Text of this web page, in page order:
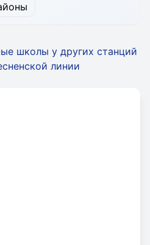
школы у других станций
линии